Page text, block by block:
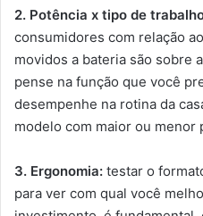
2. Potência x tipo de
consumidores com relação
movidos a bateria são sobre
pense na função que você
desempenhe na rotina da
modelo com maior ou menor
3. Ergonomia: testar o
para ver com qual você